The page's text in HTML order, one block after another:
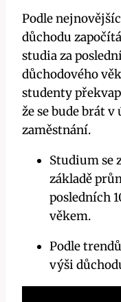
Podle
důchodu
studia za
důchodového
studenty
že se bude brát
zaměstnání.
Studium se
základě
posledních
věkem.
Podle
výši